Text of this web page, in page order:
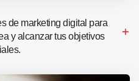
de marketing digital para
y alcanzar tus objetivos